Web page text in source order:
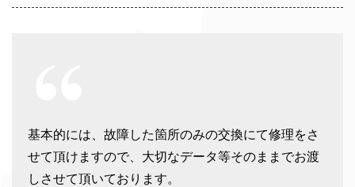
基本的には、故障した箇所のみの交換にて修理をさ
せて頂けますので、大切なデータ等そのままでお渡
しさせて頂いております。